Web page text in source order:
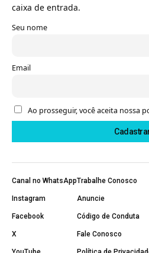
caixa de entrada.
Seu nome
Email
Ao prosseguir, você aceita nossa
Canal no WhatsApp
Instagram
Facebook
X
Trabalhe Conosco
Anuncie
Código de Conduta
Fale Conosco